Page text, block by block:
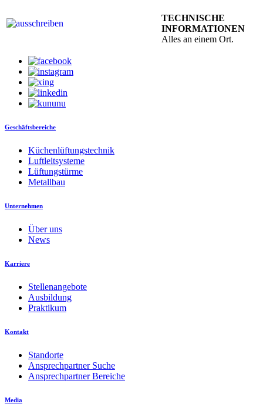
TECHNISCHE
INFORMATIONEN
Alles an einem Ort.
Geschäftsbereiche
Küchenlüftungstechnik
Luftleitsysteme
Lüftungstürme
Metallbau
Unternehmen
Über uns
News
Karriere
Stellenangebote
Ausbildung
Praktikum
Kontakt
Standorte
Ansprechpartner Suche
Ansprechpartner Bereiche
Media